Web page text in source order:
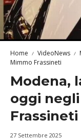
Home VideoNews
Mimmo Frassineti
Modena,
oggi
Frassineti
27 Settembre 2025